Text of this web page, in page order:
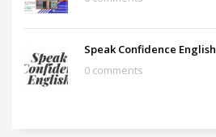
Speak Confidence English
0 comments